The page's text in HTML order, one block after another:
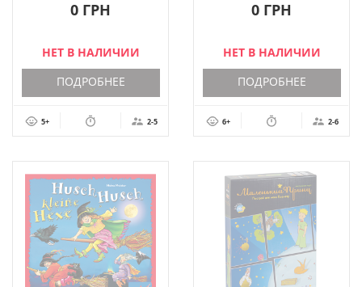
ДЕЛЮКС
0 ГРН
НЕТ В НАЛИЧИИ
ПОДРОБНЕЕ
5+ 2-5
0 ГРН
НЕТ В НАЛИЧИИ
ПОДРОБНЕЕ
6+ 2-6